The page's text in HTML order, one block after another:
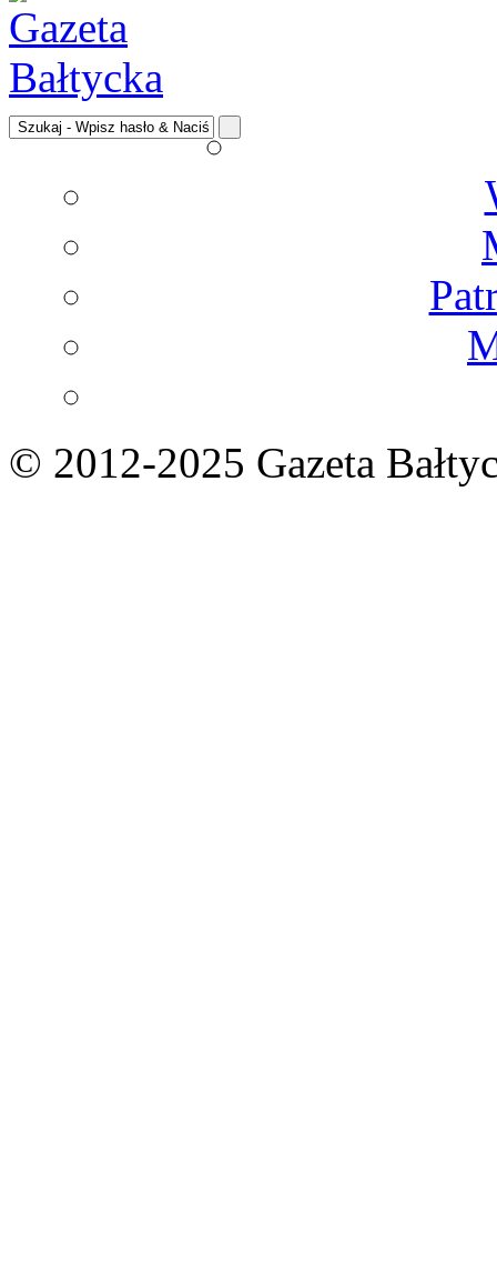
© 2012-2025 Gazeta